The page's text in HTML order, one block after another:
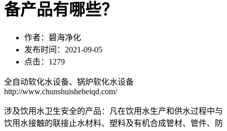
备产品有哪些？
作者：碧海净化
发布时间：2021-09-05
点击：1279
全自动软化水设备、锅炉软化水设备
http://www.chunshuishebeiqd.com/
涉及饮用水卫生安全的产品：凡在饮用水生产和供水过程中与
饮用水接触的联接止水材料、塑料及有机合成管材、管件、防